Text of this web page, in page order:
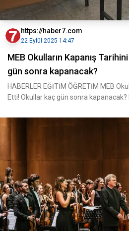
https://haber7.com
22 Eylül 2025 14:47
MEB Okulların Kapanış
gün sonra kapanacak?
HABERLER EĞİTİM ÖĞRETİM MEB
Etti! Okullar kaç gün sonra kapanacak?